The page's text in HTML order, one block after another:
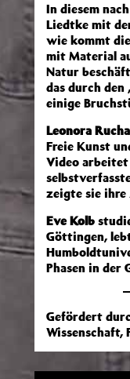
In diesem
Liedtke mit
wie kommt
mit Material
Natur
das durch den
einige
Leonora
Freie Kunst
Video
zeigte sie ihre
Eve Kolb
Göttingen,
Phasen in der
Gefördert
Wissenschaft,